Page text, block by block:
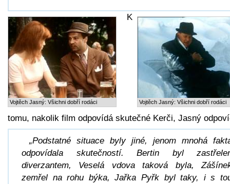
Vojtěch Jasný: Všichni dobří rodáci
Vojtěch Jasný: Všichni dobří rodáci
K
tomu, nakolik film odpovídá skutečné Kerči, Jasný
„Podstatné situace byly jiné, jenom mnohá
odpovídala skutečností. Bertin byl
diverzantem, Veselá vdova taková byla,
zemřel na rohu býka, Jařka Pyřk byl taky, i s